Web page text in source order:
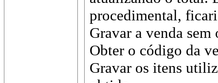
procedimental,
Gravar a venda
Obter o código da
Gravar os itens